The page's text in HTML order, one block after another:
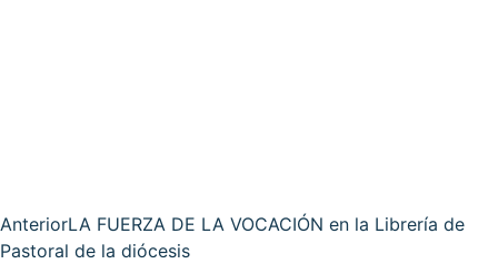
AnteriorLA FUERZA DE LA VOCACIÓN en la Librería de
Pastoral de la diócesis